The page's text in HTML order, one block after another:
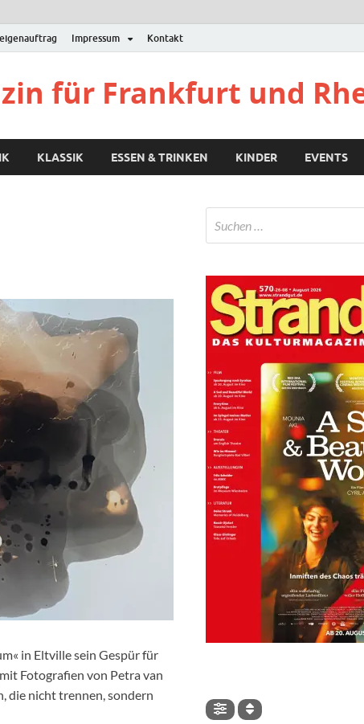
Impressum Kontakt
für Frankfurt und
KLASSIK ESSEN & TRINKEN KINDER EVENTS
in Eltville sein Gespür für
Fotografien von Petra van
die nicht trennen, sondern